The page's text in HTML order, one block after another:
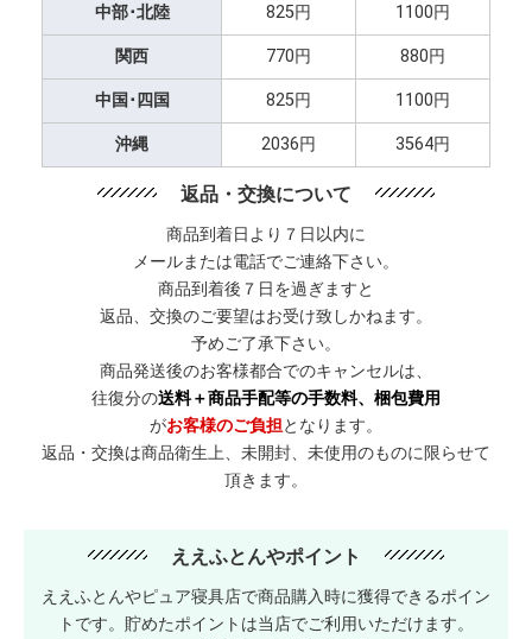
中部･北陸 825円 1100円
関西 770円 880円
中国･四国 825円 1100円
沖縄 2036円 3564円
返品・交換について
商品到着日より７日以内に
メールまたは電話でご連絡下さい。
商品到着後７日を過ぎますと
返品、交換のご要望はお受け致しかねます。
予めご了承下さい。
商品発送後のお客様都合でのキャンセルは、
往復分の送料＋商品手配等の手数料、梱包費用
がお客様のご負担となります。
返品・交換は商品衛生上、未開封、未使用のものに限らせて
頂きます。
ええふとんやポイント
ええふとんやピュア寝具店で商品購入時に獲得できるポイン
トです。貯めたポイントは当店でご利用いただけます。